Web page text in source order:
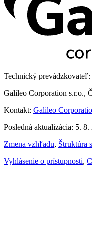
Technický prevádzkovateľ:
Galileo Corporation s.r.o.,
Kontakt: Galileo
Posledná aktualizácia: 5. 8.
Zmena vzhľadu, Štruktúra
Vyhlásenie o prístupnosti,